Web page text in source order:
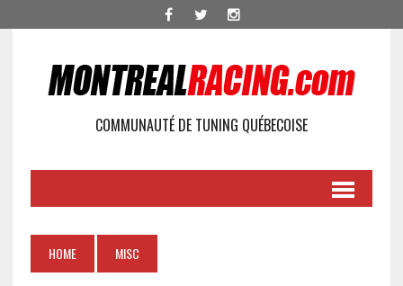
COMMUNAUTÉ DE TUNING QUÉBECOISE
HOME MISC